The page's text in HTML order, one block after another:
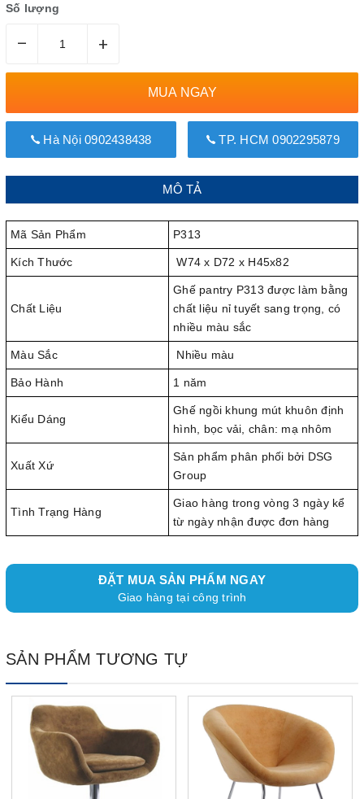
Số lượng
– +
MUA NGAY
Hà Nội 0902438438 TP. HCM 0902295879
MÔ TẢ
Mã Sản Phẩm P313
Kích Thước W74 x D72 x H45x82
Chất Liệu
Ghế pantry P313 được làm bằng
chất liệu nỉ tuyết sang trọng, có
nhiều màu sắc
Màu Sắc Nhiều màu
Bảo Hành 1 năm
Kiểu Dáng
Ghế ngồi khung mút khuôn định
hình, bọc vải, chân: mạ nhôm
Xuất Xứ
Sản phẩm phân phối bởi DSG
Group
Tình Trạng Hàng
Giao hàng trong vòng 3 ngày kể
từ ngày nhận được đơn hàng
ĐẶT MUA SẢN PHẨM NGAY
Giao hàng tại công trình
SẢN PHẨM TƯƠNG TỰ